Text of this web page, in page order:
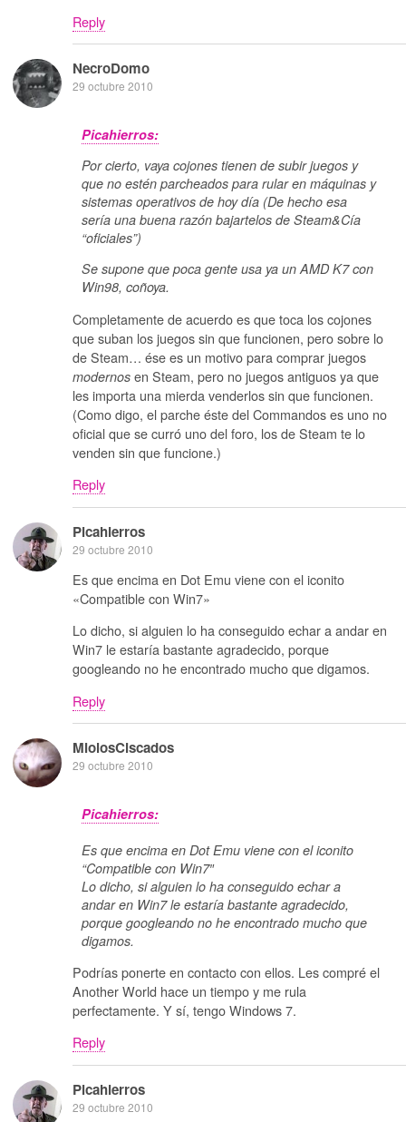
Reply
NecroDomo
29 octubre 2010
Picahierros:
Por cierto, vaya cojones tienen de subir juegos y
que no estén parcheados para rular en máquinas y
sistemas operativos de hoy día (De hecho esa
sería una buena razón bajartelos de Steam&Cía
“oficiales”)
Se supone que poca gente usa ya un AMD K7 con
Win98, coñoya.
Completamente de acuerdo es que toca los cojones
que suban los juegos sin que funcionen, pero sobre lo
de Steam… ése es un motivo para comprar juegos
modernos en Steam, pero no juegos antiguos ya que
les importa una mierda venderlos sin que funcionen.
(Como digo, el parche éste del Commandos es uno no
oficial que se curró uno del foro, los de Steam te lo
venden sin que funcione.)
Reply
Picahierros
29 octubre 2010
Es que encima en Dot Emu viene con el iconito
«Compatible con Win7»
Lo dicho, si alguien lo ha conseguido echar a andar en
Win7 le estaría bastante agradecido, porque
googleando no he encontrado mucho que digamos.
Reply
MiolosCiscados
29 octubre 2010
Picahierros:
Es que encima en Dot Emu viene con el iconito
“Compatible con Win7″
Lo dicho, si alguien lo ha conseguido echar a
andar en Win7 le estaría bastante agradecido,
porque googleando no he encontrado mucho que
digamos.
Podrías ponerte en contacto con ellos. Les compré el
Another World hace un tiempo y me rula
perfectamente. Y sí, tengo Windows 7.
Reply
Picahierros
29 octubre 2010